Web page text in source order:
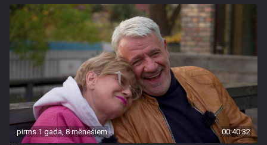
pirms 1 gada, 8 mēnešiem 00:40:32